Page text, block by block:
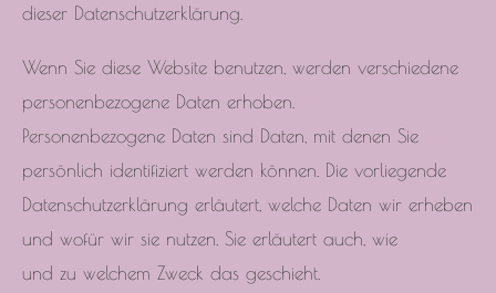
dieser Datenschutzerklärung.
Wenn Sie diese Website benutzen, werden verschiedene
personenbezogene Daten erhoben.
Personenbezogene Daten sind Daten, mit denen Sie
persönlich identifiziert werden können. Die vorliegende
Datenschutzerklärung erläutert, welche Daten wir erheben
und wofür wir sie nutzen. Sie erläutert auch, wie
und zu welchem Zweck das geschieht.